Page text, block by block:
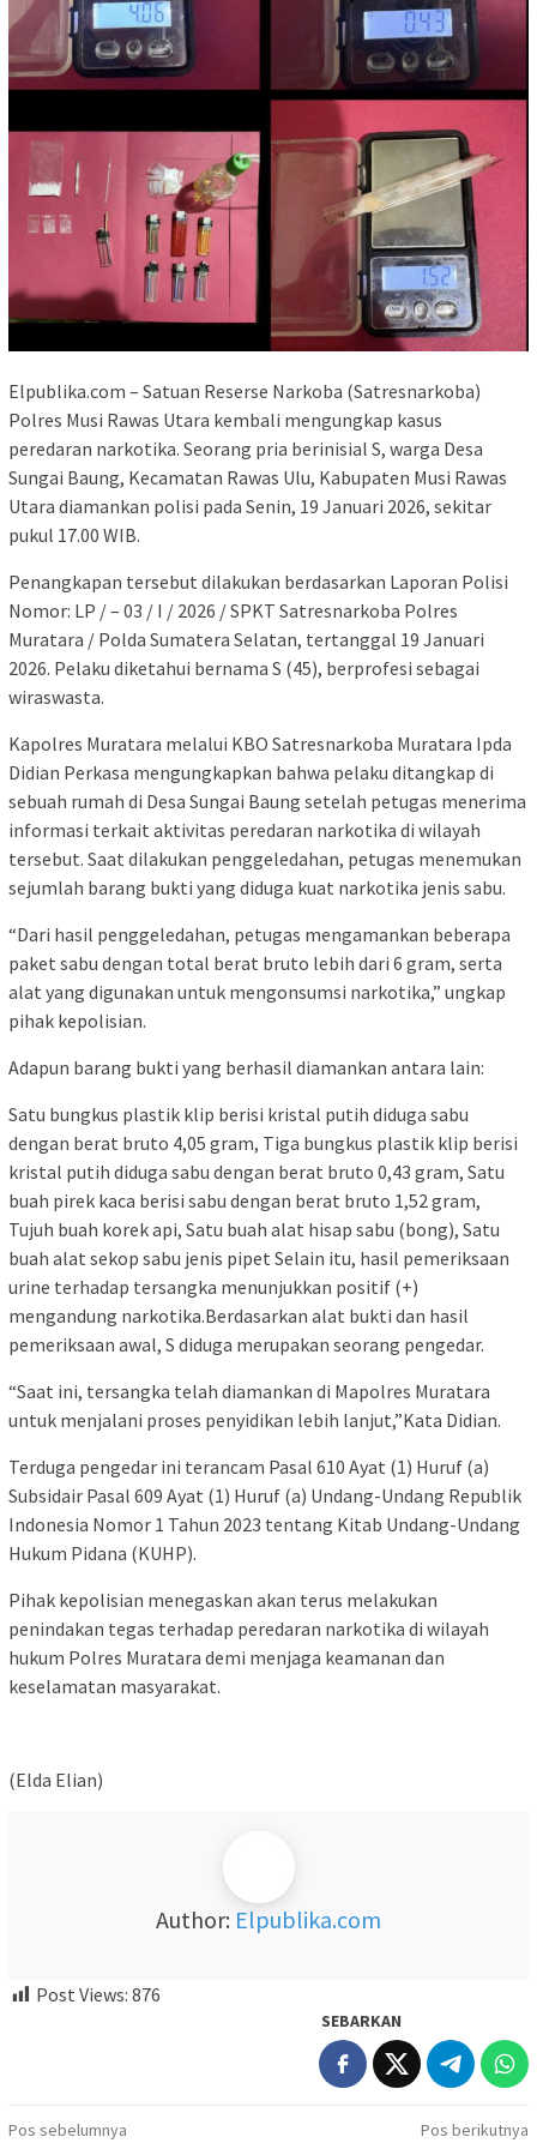
Elpublika.com – Satuan Reserse Narkoba (Satresnarkoba)
Polres Musi Rawas Utara kembali mengungkap kasus
peredaran narkotika. Seorang pria berinisial S, warga Desa
Sungai Baung, Kecamatan Rawas Ulu, Kabupaten Musi Rawas
Utara diamankan polisi pada Senin, 19 Januari 2026, sekitar
pukul 17.00 WIB.
Penangkapan tersebut dilakukan berdasarkan Laporan Polisi
Nomor: LP / – 03 / I / 2026 / SPKT Satresnarkoba Polres
Muratara / Polda Sumatera Selatan, tertanggal 19 Januari
2026. Pelaku diketahui bernama S (45), berprofesi sebagai
wiraswasta.
Kapolres Muratara melalui KBO Satresnarkoba Muratara Ipda
Didian Perkasa mengungkapkan bahwa pelaku ditangkap di
sebuah rumah di Desa Sungai Baung setelah petugas menerima
informasi terkait aktivitas peredaran narkotika di wilayah
tersebut. Saat dilakukan penggeledahan, petugas menemukan
sejumlah barang bukti yang diduga kuat narkotika jenis sabu.
“Dari hasil penggeledahan, petugas mengamankan beberapa
paket sabu dengan total berat bruto lebih dari 6 gram, serta
alat yang digunakan untuk mengonsumsi narkotika,” ungkap
pihak kepolisian.
Adapun barang bukti yang berhasil diamankan antara lain:
Satu bungkus plastik klip berisi kristal putih diduga sabu
dengan berat bruto 4,05 gram, Tiga bungkus plastik klip berisi
kristal putih diduga sabu dengan berat bruto 0,43 gram, Satu
buah pirek kaca berisi sabu dengan berat bruto 1,52 gram,
Tujuh buah korek api, Satu buah alat hisap sabu (bong), Satu
buah alat sekop sabu jenis pipet Selain itu, hasil pemeriksaan
urine terhadap tersangka menunjukkan positif (+)
mengandung narkotika.Berdasarkan alat bukti dan hasil
pemeriksaan awal, S diduga merupakan seorang pengedar.
“Saat ini, tersangka telah diamankan di Mapolres Muratara
untuk menjalani proses penyidikan lebih lanjut,”Kata Didian.
Terduga pengedar ini terancam Pasal 610 Ayat (1) Huruf (a)
Subsidair Pasal 609 Ayat (1) Huruf (a) Undang-Undang Republik
Indonesia Nomor 1 Tahun 2023 tentang Kitab Undang-Undang
Hukum Pidana (KUHP).
Pihak kepolisian menegaskan akan terus melakukan
penindakan tegas terhadap peredaran narkotika di wilayah
hukum Polres Muratara demi menjaga keamanan dan
keselamatan masyarakat.
(Elda Elian)
Author: Elpublika.com
Post Views: 876
SEBARKAN
Navigasi
Pos sebelumnya
Pos berikutnya